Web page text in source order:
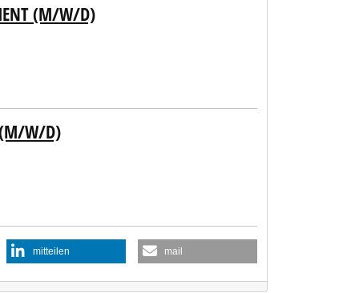
(M/W/D)
(M/W/D)
mitteilen mail